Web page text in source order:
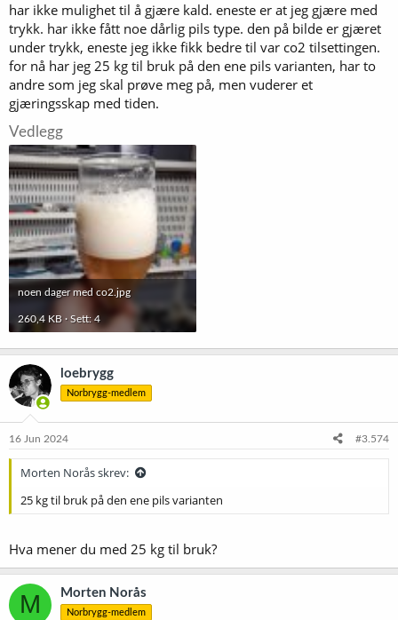
har ikke mulighet til å gjære kald. eneste er at jeg gjære med
trykk. har ikke fått noe dårlig pils type. den på bilde er gjæret
under trykk, eneste jeg ikke fikk bedre til var co2 tilsettingen.
for nå har jeg 25 kg til bruk på den ene pils varianten, har to
andre som jeg skal prøve meg på, men vuderer et
gjæringsskap med tiden.
Vedlegg
noen dager med co2.jpg
260,4 KB · Sett: 4
loebrygg
Norbrygg-medlem
16 Jun 2024 #3.574
Morten Norås skrev:
25 kg til bruk på den ene pils varianten
Hva mener du med 25 kg til bruk?
M Morten Norås
Norbrygg-medlem